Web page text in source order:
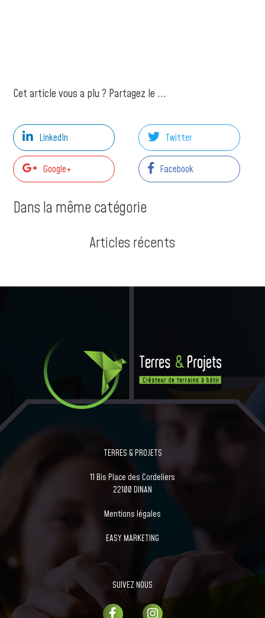
Cet article vous a plu ? Partagez le ...
LinkedIn Twitter
Google+ Facebook
Dans la même catégorie
Articles récents
TERRES & PROJETS
11 Bis Place des Cordeliers
22100 DINAN
Mentions légales
EASY MARKETING
SUIVEZ NOUS